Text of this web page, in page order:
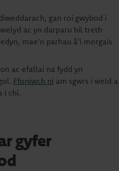
gan roi gwybod i
ac yn darparu bil treth
mae'n parhau â'i morgais
ac efallai na fydd yn
Ffoniwch ni am sgwrs i weld a
i chi.
gyfer